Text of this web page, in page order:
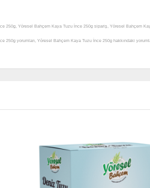
250g, Yöresel Bahçem Kaya Tuzu İnce 250g sipariş, Yöresel Bahçem
yorumları, Yöresel Bahçem Kaya Tuzu İnce 250g hakkındaki
Kaya Tuzu İnce 250g satan yerler, Yöresel Bahçem Kaya Tuzu İnce
Yöresel Bahçem Kaya Tuzu İnce 250g fiyatları, Yöresel Bahçem
Kaya Tuzu İnce 250g ürünü nasıl kullanılır, Yöresel Bahçem Kaya
250g aktarlarda bulunurmu, Yöresel Bahçem Kaya Tuzu İnce 250g
Kaya Tuzu İnce 250g kaç günde bir kullanılır, Yöresel Bahçem Kaya
tüm bilgilerini detaylarını Aktardangelsin online alışveriş